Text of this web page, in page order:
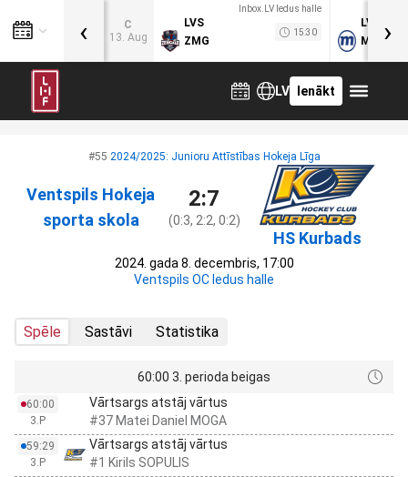
C
13. Aug
Inbox.LV ledus halle
LVS
ZMG
15:30
LVB
MOG
‹ ›
LV Ienākt
#55 2024/2025: Junioru Attīstības Hokeja Līga
Ventspils Hokeja
sporta skola
2:7
(0:3, 2:2, 0:2)
HS Kurbads
2024. gada 8. decembris, 17:00
Ventspils OC ledus halle
Spēle Sastāvi Statistika
60:00 3. perioda beigas
60:00
3.P
Vārtsargs atstāj vārtus
#37 Matei Daniel MOGA
59:29
3.P
Vārtsargs atstāj vārtus
#1 Kirils SOPULIS